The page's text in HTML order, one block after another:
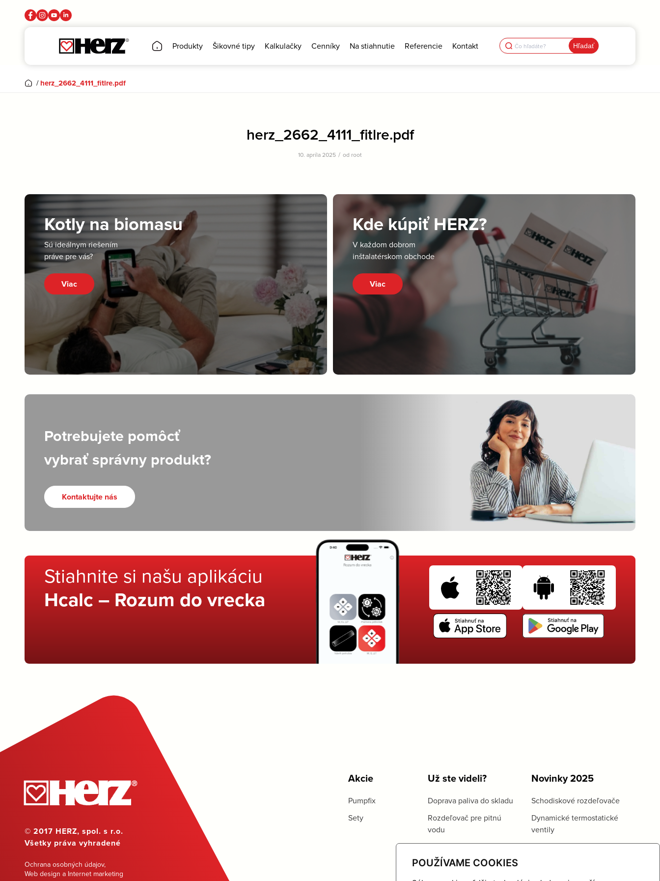
POUŽÍVAME COOKIES
Produkty Šikovné tipy Kalkulačky Cenníky Na stiahnutie Referencie Kontakt Search
for:
/ herz_2662_4111_fitlre.pdf
herz_2662_4111_fitlre.pdf
10. apríla 2025 / od root
Kotly na biomasu
Sú ideálnym riešením
práve pre vás?
Viac
Kde kúpiť HERZ?
V každom dobrom
inštalatérskom obchode
Viac
Potrebujete pomôcť
vybrať správny produkt?
Kontaktujte nás
Stiahnite si našu aplikáciu
Hcalc – Rozum do vrecka
© 2017 HERZ, spol. s r.o.
Všetky práva vyhradené
Ochrana osobných údajov,
Web design a Internet marketing
Akcie
Pumpfix
Sety
Už ste videli?
Doprava paliva do skladu
Rozdeľovač pre pitnú
vodu
Novinky 2025
Schodiskové rozdeľovače
Dynamické termostatické
ventily